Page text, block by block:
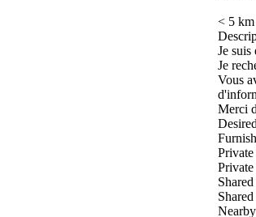
< 5
Je suis
Je
Vous
Merci